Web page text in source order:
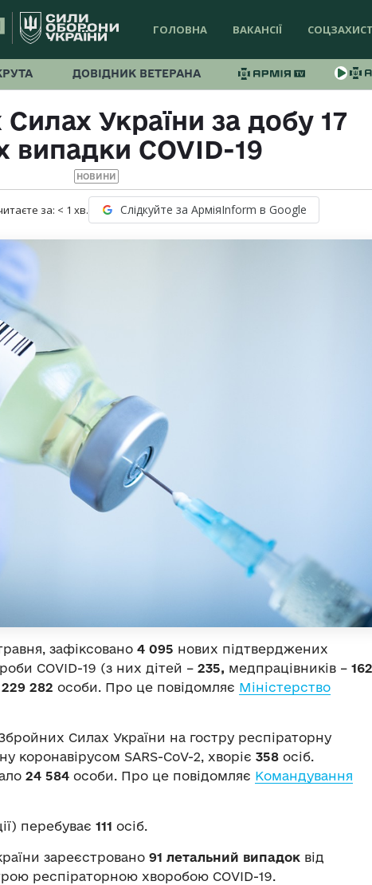
ГОЛОВНА ВАКАНСІЇ СОЦЗАХИСТ
ДОВІДНИК ВЕТЕРАНА
України за добу 17
випадки COVID-19
НОВИНИ
за: < 1 хв. Слідкуйте за АрміяInform в Google
зафіксовано 4 095 нових підтверджених
COVID-19 (з них дітей – 235, медпрацівників –
229 282 особи. Про це повідомляє Міністерство
Силах України на гостру респіраторну
коронавірусом SARS-CoV-2, хворіє 358 осіб.
24 584 особи. Про це повідомляє Командування
перебуває 111 осіб.
зареєстровано 91 летальний випадок від
респіраторною хворобою COVID-19.